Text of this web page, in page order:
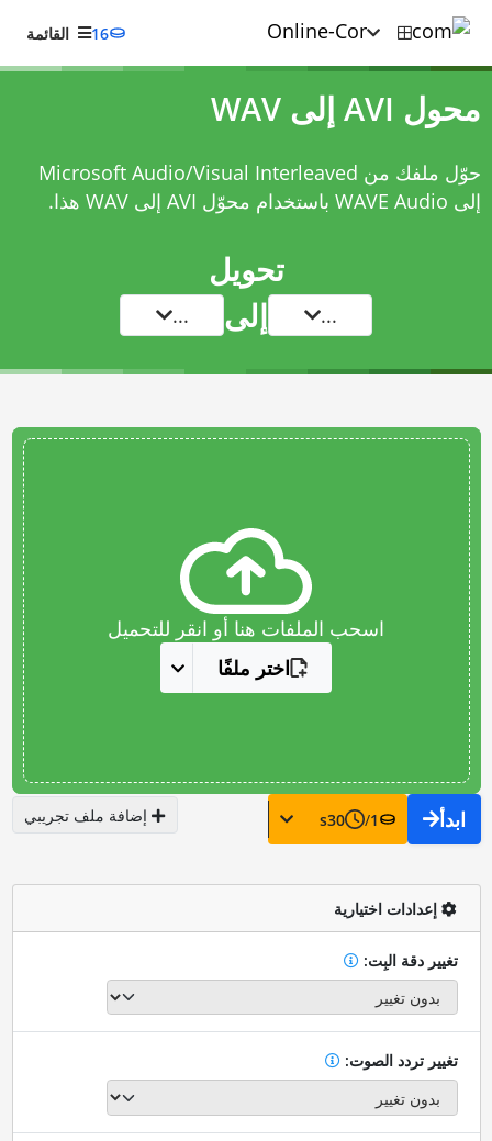
16 القائمة
محول AVI إلى WAV
حوّل ملفك من Microsoft Audio/Visual Interleaved
إلى WAVE Audio باستخدام
محوّل AVI إلى WAV هذا.
تحويل
... إلى ...
اسحب الملفات هنا أو انقر للتحميل
اختر ملفًا
ابدأ 1
/
30
s إضافة ملف تجريبي
إعدادات اختيارية
تغيير دقة البِت:
تغيير تردد الصوت: